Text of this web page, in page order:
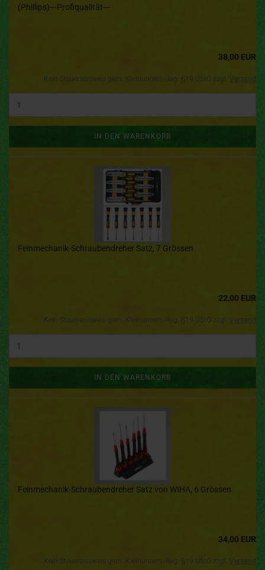
(Phillips)---Profiqualität---
38,00 EUR
IN DEN WARENKORB
Feinmechanik-Schraubendreher Satz, 7 Grössen
22,00 EUR
Kein Steuerausweis gem. Kleinuntern.-Reg. §19 UStG zzgl. Versand
IN DEN WARENKORB
Feinmechanik-Schraubendreher Satz von WIHA, 6 Grössen
34,00 EUR
Kein Steuerausweis gem. Kleinuntern.-Reg. §19 UStG zzgl. Versand